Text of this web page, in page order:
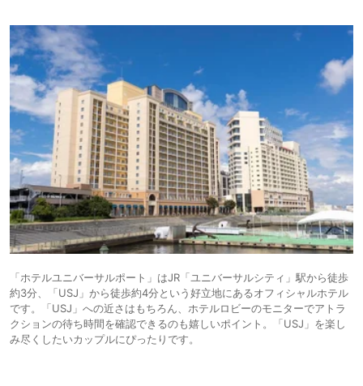
「ホテルユニバーサルポート」はJR「ユニバーサルシティ」駅から徒歩
約3分、「USJ」から徒歩約4分という好立地にあるオフィシャルホテル
です。「USJ」への近さはもちろん、ホテルロビーのモニターでアトラ
クションの待ち時間を確認できるのも嬉しいポイント。「USJ」を楽し
み尽くしたいカップルにぴったりです。